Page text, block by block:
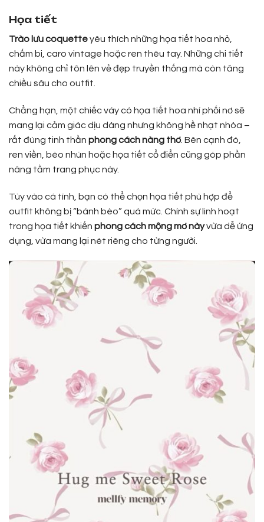
Họa tiết
Trào lưu coquetteyêu thích những họa tiết hoa nhỏ,
chấm bi, caro vintage hoặc ren thêu tay. Những chi tiết
này không chỉ tôn lên vẻ đẹp truyền thống mà còn tăng
chiều sâu cho outfit.
Chẳng hạn, một chiếc váy có họa tiết hoa nhí phối nơ sẽ
mang lại cảm giác dịu dàng nhưng không hề nhạt nhòa –
rất đúng tinh thần phong cách nàng thơ. Bên cạnh đó,
ren viền, bèo nhún hoặc họa tiết cổ điển cũng góp phần
nâng tầm trang phục này.
Tùy vào cá tính, bạn có thể chọn họa tiết phù hợp để
outfit không bị “bánh bèo” quá mức. Chính sự linh hoạt
trong họa tiết khiến phong cách mộng mơ nàyvừa dễ ứng
dụng, vừa mang lại nét riêng cho từng người.